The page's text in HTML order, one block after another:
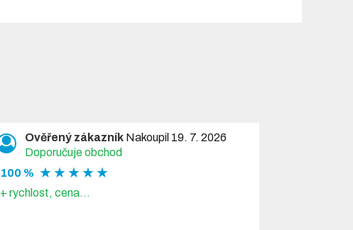
Ověřený zákazníkNakoupil 19. 7. 2026
Doporučuje obchod
100 % ★ ★ ★ ★ ★
+ rychlost, cena...